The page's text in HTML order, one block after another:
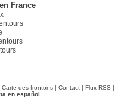
France
Carte des frontons| Contact| Flux RSS |
en español